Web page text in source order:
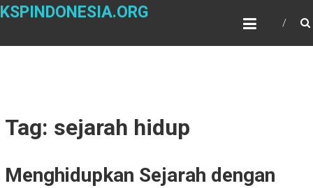
Skip
KSPINDONESIA.ORG
Tag: sejarah hidup
Menghidupkan Sejarah dengan